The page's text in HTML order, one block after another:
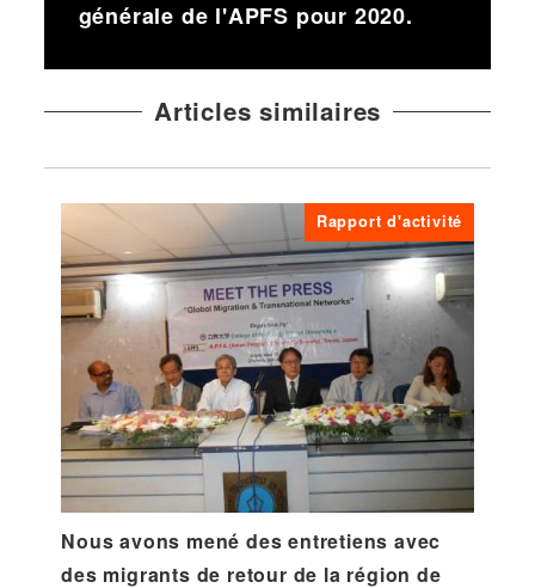
générale de l'APFS pour 2020.
Articles similaires
Rapport d'activité
Nous avons mené des entretiens avec
des migrants de retour de la région de